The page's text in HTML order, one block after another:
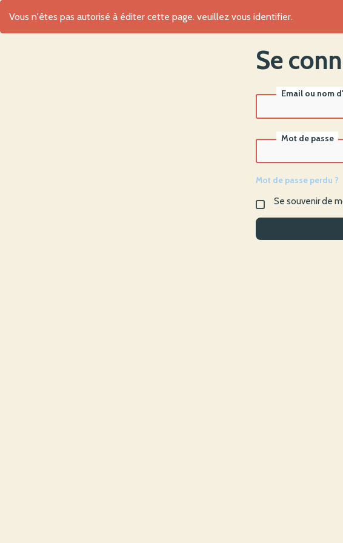
Vous n'êtes pas autorisé à éditer cette page. veuillez vous identifier.
Se
Email ou nom
Mot de passe
Mot de passe perdu ?
Se souvenir de